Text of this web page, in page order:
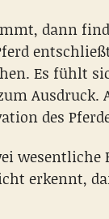
dann
Es fühlt
Ausdruck.
des
wesentliche
erkennt,